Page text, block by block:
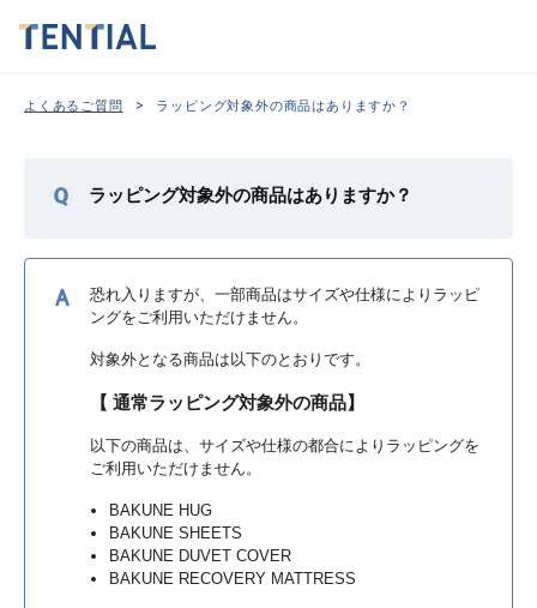
よくあるご質問 > ラッピング対象外の商品はありますか？
ラッピング対象外の商品はありますか？
恐れ入りますが、一部商品はサイズや仕様によりラッピ
ングをご利用いただけません。
対象外となる商品は以下のとおりです。
【 通常ラッピング対象外の商品】
以下の商品は、サイズや仕様の都合によりラッピングを
ご利用いただけません。
BAKUNE HUG
BAKUNE SHEETS
BAKUNE DUVET COVER
BAKUNE RECOVERY MATTRESS